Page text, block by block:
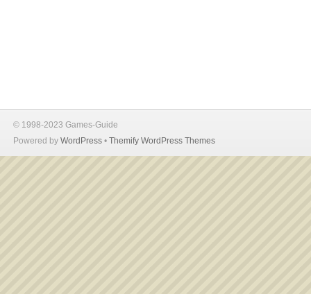
© 1998-2023 Games-Guide
Powered by WordPress • Themify WordPress Themes